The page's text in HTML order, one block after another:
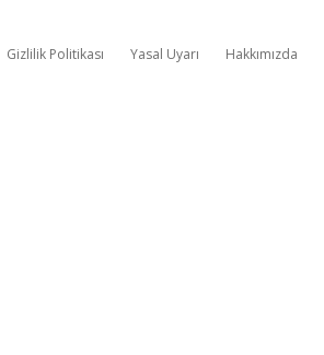
Gizlilik Politikası Yasal Uyarı Hakkımızda